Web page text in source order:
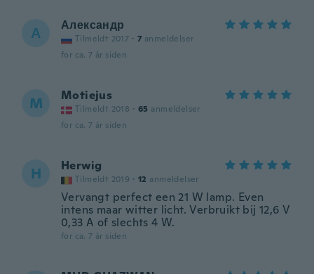
А Александр
Tilmeldt 2017 · 7 anmeldelser
for ca. 7 år siden
M Motiejus
Tilmeldt 2018 · 65 anmeldelser
for ca. 7 år siden
H Herwig
Tilmeldt 2019 · 12 anmeldelser
Vervangt perfect een 21 W lamp. Even
intens maar witter licht. Verbruikt bij 12,6 V
0,33 A of slechts 4 W.
for ca. 7 år siden